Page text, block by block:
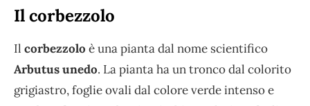
Il corbezzolo
Il corbezzolo è una pianta dal nome scientifico
Arbutus unedo. La pianta ha un tronco dal colorito
grigiastro, foglie ovali dal colore verde intenso e